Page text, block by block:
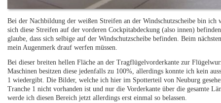
Bei der Nachbildung der weißen Streifen an der Windschutzscheibe bin ich
sich diese Streifen auf der vorderen Cockpitabdeckung (also innen)
glaube, dass sich selbige auf der Windschutzscheibe befinden. Beim
mein Augenmerk drauf werfen müssen.
Bei dieser breiten hellen Fläche an der Tragflügelvorderkante zur
Maschinen besitzen diese jedenfalls zu 100%, allerdings konnte ich kein
1 wiedergibt. Die Bilder, welche ich hier im Spotterteil von Neuburg
Tranche 1 nicht vorhanden ist und nur die Vorderkante über die gesamte
werde ich diesen Bereich jetzt allerdings erst einmal so belassen.